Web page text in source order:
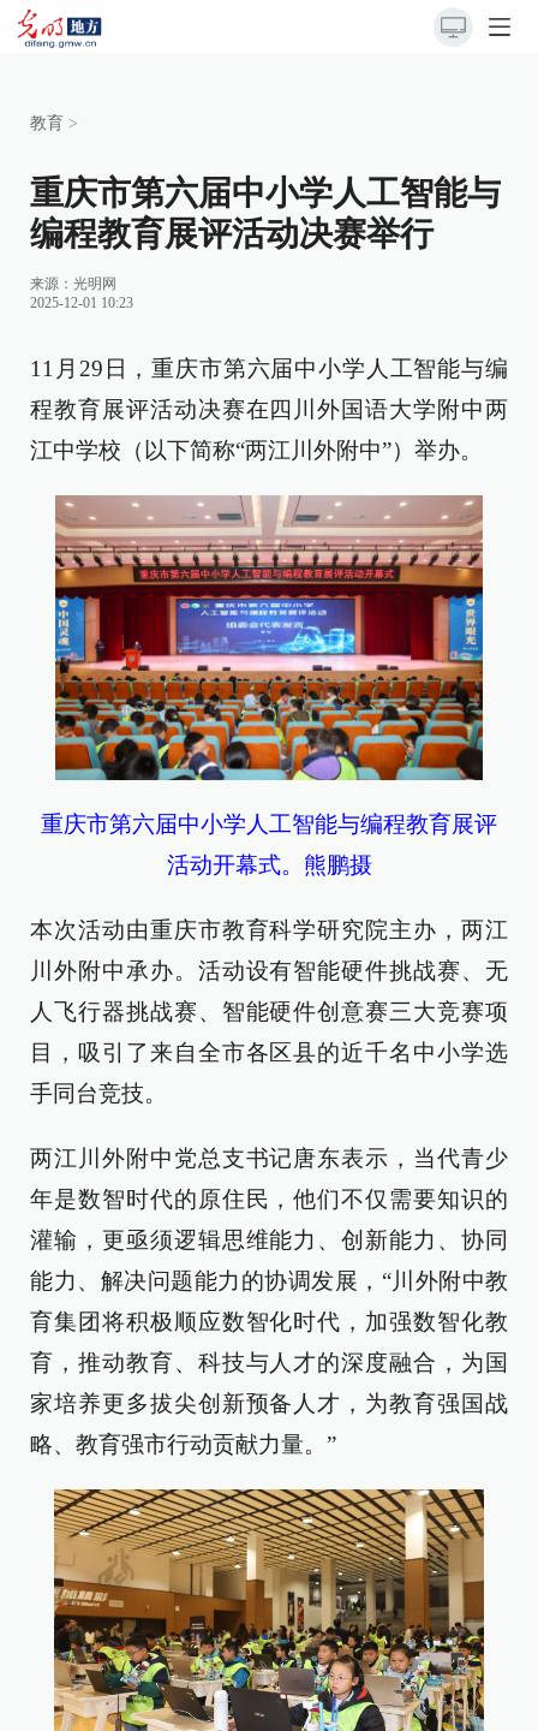
教育 >
重庆市第六届中小学人工智能与
编程教育展评活动决赛举行
来源： 光明网
2025-12-01 10:23
11月29日，重庆市第六届中小学人工智能与编
程教育展评活动决赛在四川外国语大学附中两
江中学校（以下简称“两江川外附中”）举办。
重庆市第六届中小学人工智能与编程教育展评
活动开幕式。熊鹏摄
本次活动由重庆市教育科学研究院主办，两江
川外附中承办。活动设有智能硬件挑战赛、无
人飞行器挑战赛、智能硬件创意赛三大竞赛项
目，吸引了来自全市各区县的近千名中小学选
手同台竞技。
两江川外附中党总支书记唐东表示，当代青少
年是数智时代的原住民，他们不仅需要知识的
灌输，更亟须逻辑思维能力、创新能力、协同
能力、解决问题能力的协调发展，“川外附中教
育集团将积极顺应数智化时代，加强数智化教
育，推动教育、科技与人才的深度融合，为国
家培养更多拔尖创新预备人才，为教育强国战
略、教育强市行动贡献力量。”